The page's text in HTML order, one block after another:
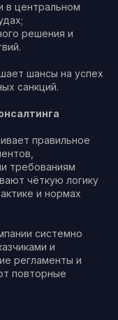
в центральном
решения и
шансы на успех
санкций.
правильное
требованиям
чёткую логику
и нормах
системно
и
регламенты и
повторные